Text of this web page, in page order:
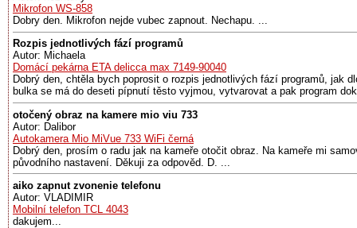
Mikrofon WS-858
Dobry den. Mikrofon nejde vubec zapnout. Nechapu. ...
Rozpis jednotlivých fází programů
Autor: Michaela
Domácí pekárna ETA delicca max 7149-90040
Dobrý den, chtěla bych poprosit o rozpis jednotlivých fází programů, jak
bulka se má do deseti pípnutí těsto vyjmou, vytvarovat a pak program
otočený obraz na kamere mio viu 733
Autor: Dalibor
Autokamera Mio MiVue 733 WiFi černá
Dobrý den, prosím o radu jak na kameře otočit obraz. Na kameře mi
původního nastavení. Děkuji za odpověd. D. ...
aiko zapnut zvonenie telefonu
Autor: VLADIMIR
Mobilní telefon TCL 4043
dakujem...